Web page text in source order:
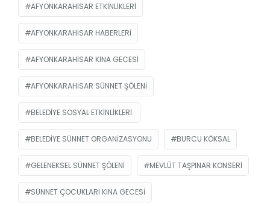
AFYONKARAHISAR ETKINLIKLERI
AFYONKARAHISAR HABERLERI
AFYONKARAHISAR KINA GECESI
AFYONKARAHISAR SÜNNET ŞÖLENI
BELEDIYE SOSYAL ETKINLIKLERI.
BELEDIYE SÜNNET ORGANIZASYONU BURCU KÖKSAL
GELENEKSEL SÜNNET ŞÖLENI MEVLÜT TAŞPINAR KONSERI
SÜNNET ÇOCUKLARI KINA GECESI